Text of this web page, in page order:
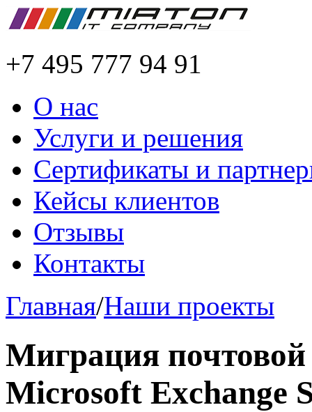
+7 495 777 94 91
О нас
Услуги и решения
Сертификаты и
Кейсы клиентов
Отзывы
Контакты
Главная/Наши проекты
Миграция
Microsoft Exchange